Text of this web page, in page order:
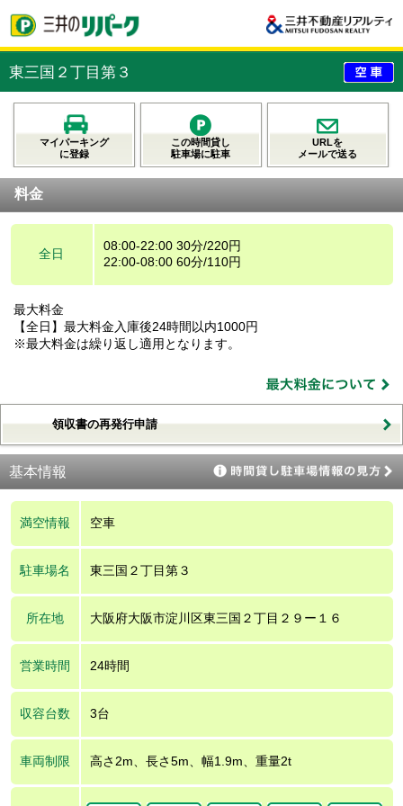
東三国２丁目第３
マイパーキング
に登録
この時間貸し
駐車場に駐車
URLを
メールで送る
料金
全日
08:00-22:00 30分/220円
22:00-08:00 60分/110円
最大料金
【全日】最大料金入庫後24時間以内1000円
※最大料金は繰り返し適用となります。
領収書の再発行申請
基本情報
満空情報 空車
駐車場名 東三国２丁目第３
所在地 大阪府大阪市淀川区東三国２丁目２９ー１６
営業時間 24時間
収容台数 3台
車両制限 高さ2m、長さ5m、幅1.9m、重量2t